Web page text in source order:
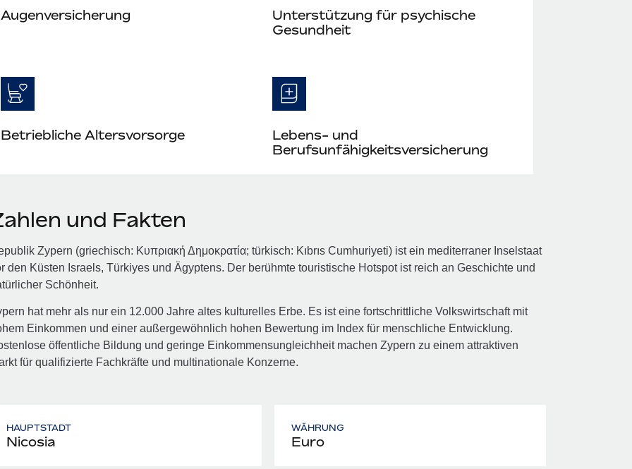
Augenversicherung
Unterstützung für psychische
Gesundheit
Betriebliche Altersvorsorge
Lebens- und
Berufsunfähigkeitsversicherung
und Fakten
Zypern (griechisch: Κυπριακή Δημοκρατία; türkisch: Kıbrıs Cumhuriyeti) ist ein mediterraner Inselstaat
den Küsten Israels, Türkiyes und Ägyptens. Der berühmte touristische Hotspot ist reich an Geschichte und
Schönheit.
hat mehr als nur ein 12.000 Jahre altes kulturelles Erbe. Es ist eine fortschrittliche Volkswirtschaft mit
Einkommen und einer außergewöhnlich hohen Bewertung im Index für menschliche Entwicklung.
öffentliche Bildung und geringe Einkommensungleichheit machen Zypern zu einem attraktiven
für qualifizierte Fachkräfte und multinationale Konzerne.
HAUPTSTADT
Nicosia
WÄHRUNG
Euro